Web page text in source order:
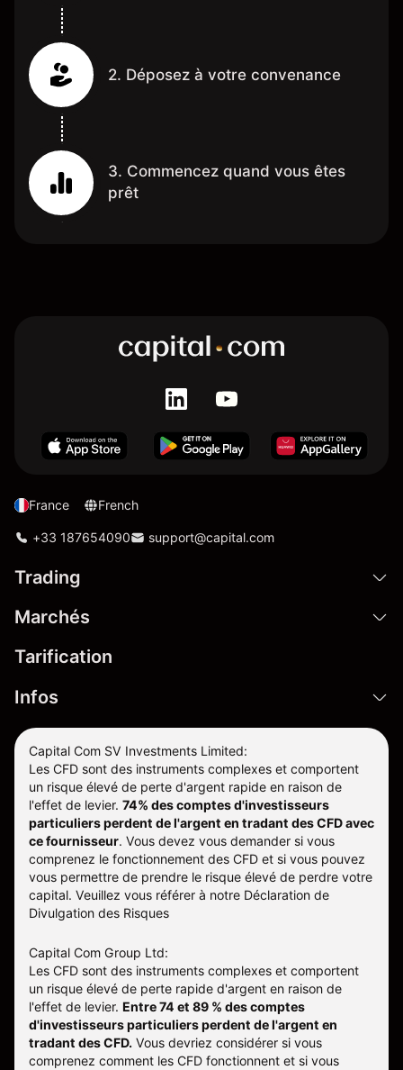
2. Déposez à votre convenance
3. Commencez quand vous êtes
prêt
France French
+33 187654090 support@capital.com
Trading
Marchés
Tarification
Infos
Capital Com SV Investments Limited:
Les CFD sont des instruments complexes et comportent
un risque élevé de perte d'argent rapide en raison de
l'effet de levier. 74% des comptes d'investisseurs
particuliers perdent de l'argent en tradant des CFD avec
ce fournisseur. Vous devez vous demander si vous
comprenez le fonctionnement des CFD et si vous pouvez
vous permettre de prendre le risque élevé de perdre votre
capital. Veuillez vous référer à notre Déclaration de
Divulgation des Risques
Capital Com Group Ltd:
Les CFD sont des instruments complexes et comportent
un risque élevé de perte rapide d'argent en raison de
l'effet de levier. Entre 74 et 89 % des comptes
d'investisseurs particuliers perdent de l'argent en
tradant des CFD. Vous devriez considérer si vous
comprenez comment les CFD fonctionnent et si vous